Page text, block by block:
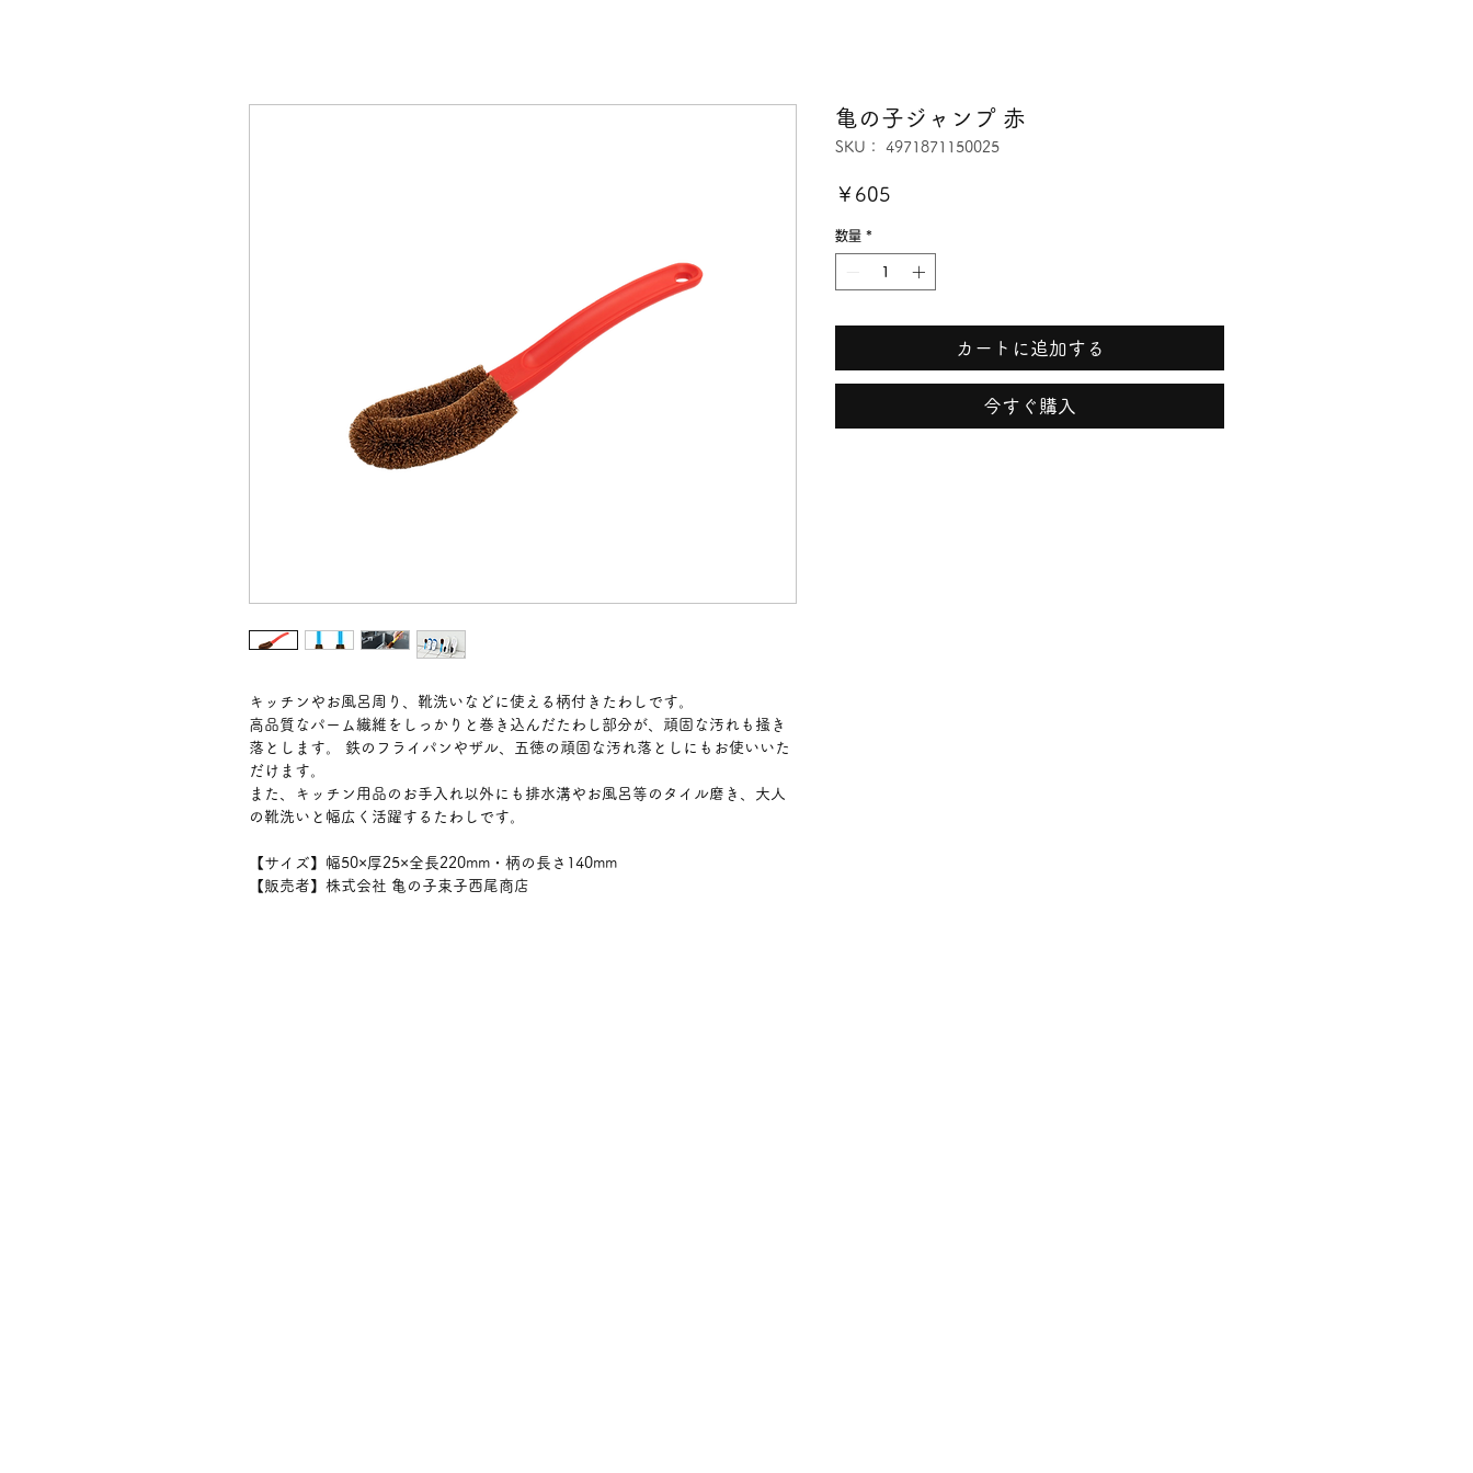
キッチンやお風呂周り、靴洗いなどに使える柄付きたわしです。
高品質なパーム繊維をしっかりと巻き込んだたわし部分が、頑固な汚れも掻き
落とします。 鉄のフライパンやザル、五徳の頑固な汚れ落としにもお使いいた
だけます。
また、キッチン用品のお手入れ以外にも排水溝やお風呂等のタイル磨き、大人
の靴洗いと幅広く活躍するたわしです。
【サイズ】幅50×厚25×全長220mm・柄の長さ140mm
【販売者】株式会社 亀の子束子西尾商店
亀の子ジャンプ 赤
SKU： 4971871150025
￥605
数量 *
カートに追加する
今すぐ購入